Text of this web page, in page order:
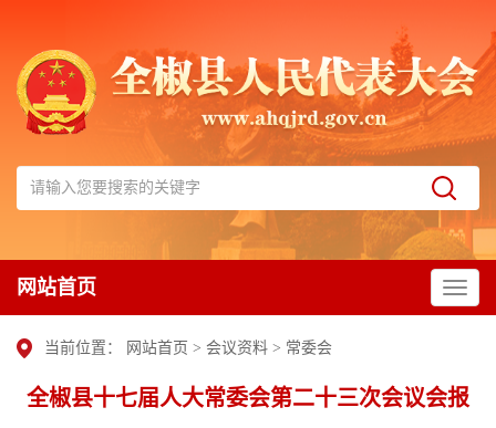
网站首页
当前位置： 网站首页 > 会议资料 > 常委会
全椒县十七届人大常委会第二十三次会议会报